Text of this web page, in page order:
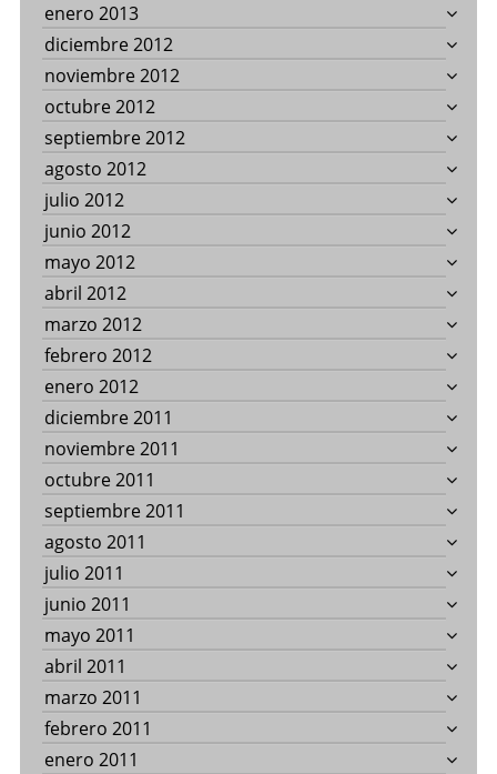
enero 2013
diciembre 2012
noviembre 2012
octubre 2012
septiembre 2012
agosto 2012
julio 2012
junio 2012
mayo 2012
abril 2012
marzo 2012
febrero 2012
enero 2012
diciembre 2011
noviembre 2011
octubre 2011
septiembre 2011
agosto 2011
julio 2011
junio 2011
mayo 2011
abril 2011
marzo 2011
febrero 2011
enero 2011